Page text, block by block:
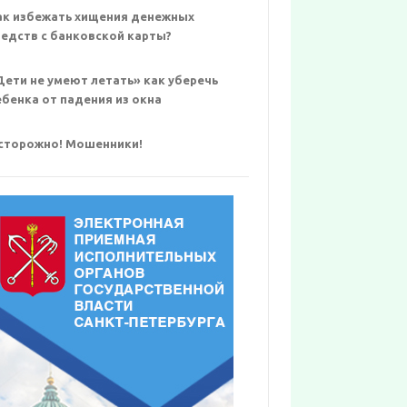
избежать хищения денежных
с банковской карты?
не умеют летать» как уберечь
от падения из окна
Мошенники!